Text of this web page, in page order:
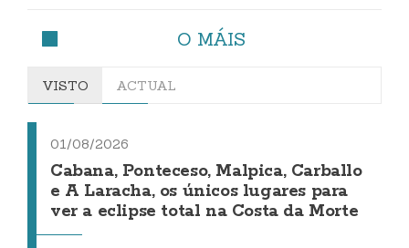
O MÁIS
VISTO ACTUAL
01/08/2026
Cabana, Ponteceso, Malpica, Carballo
e A Laracha, os únicos lugares para
ver a eclipse total na Costa da Morte